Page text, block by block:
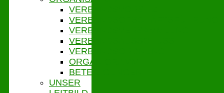
VERBANDSVORSITZ
VERBANDSGESCHÄFTSFÜHRUNG
VERBANDSVERSAMMLUNG
VERBANDSAUSSCHUSS
VERBANDSORDNUNG
ORGANIGRAMM
BETEILIGUNGEN
UNSER